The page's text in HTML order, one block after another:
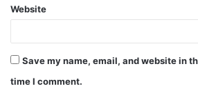
Website
Save my name, email, and website in
time I comment.